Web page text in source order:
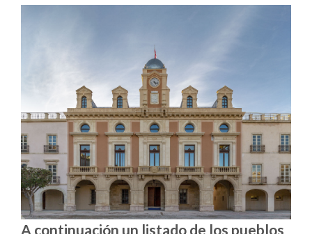
A continuación un listado de los pueblos